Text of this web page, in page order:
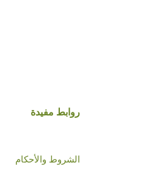
روابط مفيدة
الشروط والأحكام